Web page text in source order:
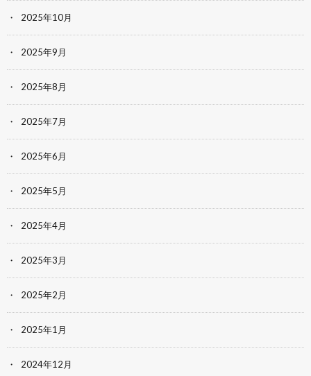
2025年10月
2025年9月
2025年8月
2025年7月
2025年6月
2025年5月
2025年4月
2025年3月
2025年2月
2025年1月
2024年12月